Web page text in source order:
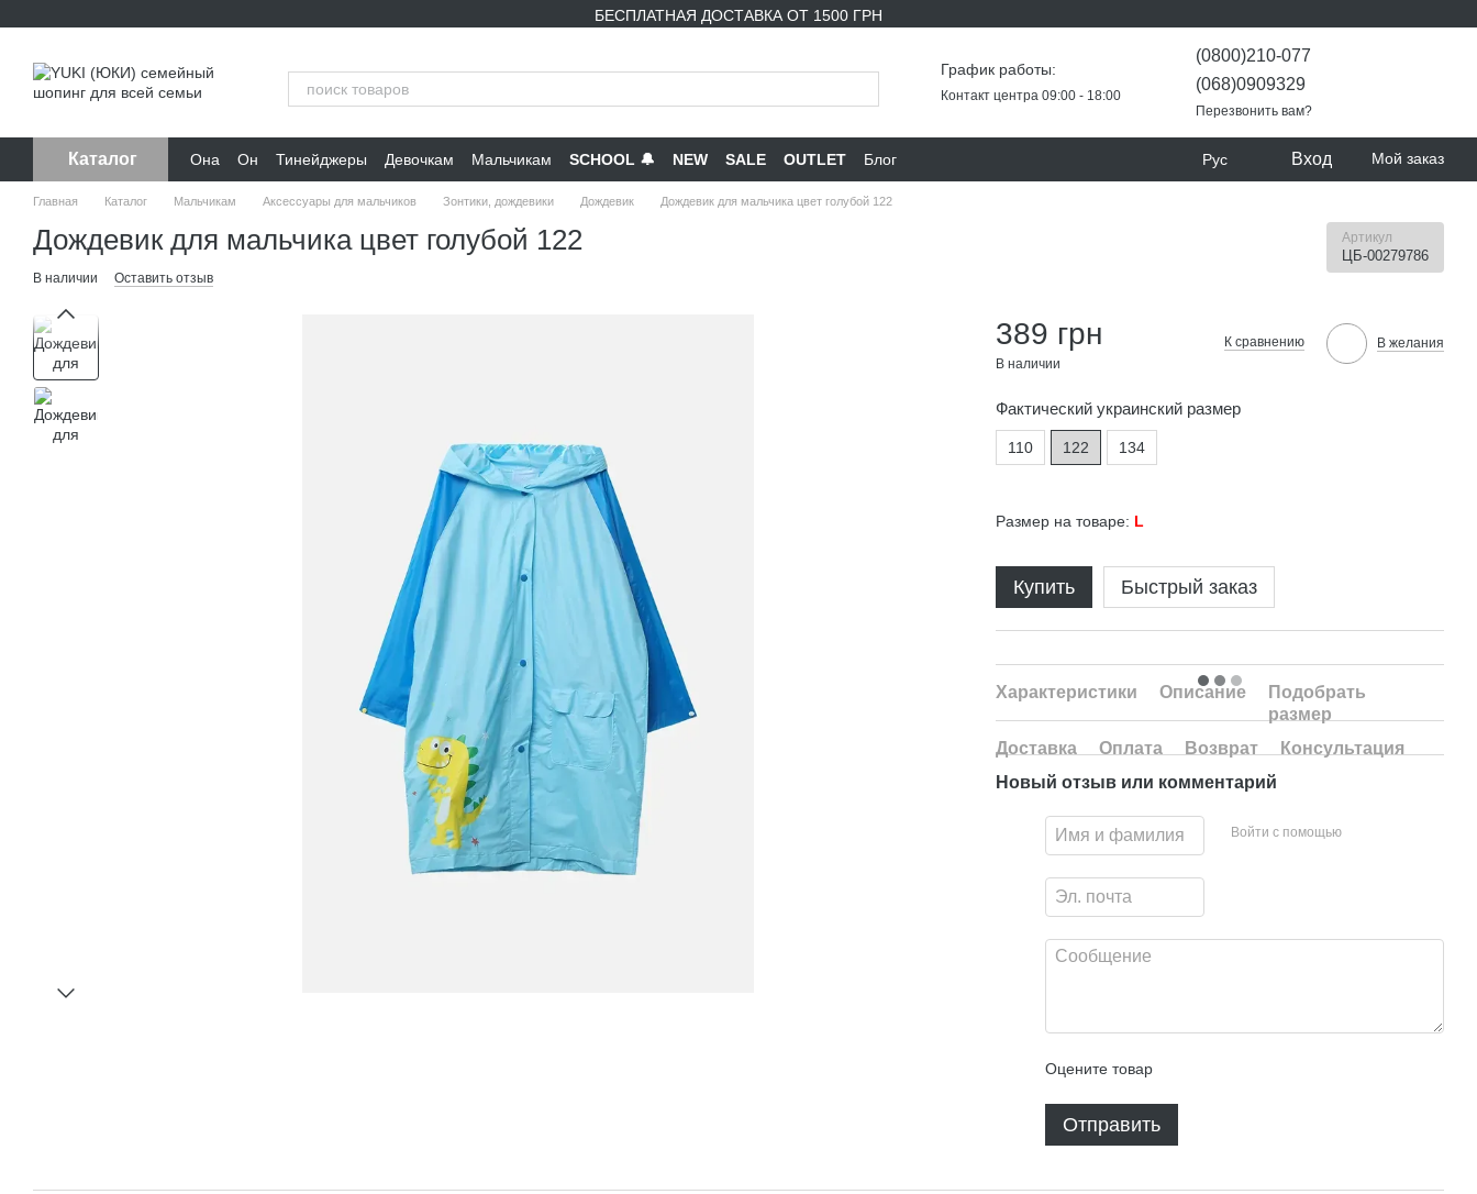
БЕСПЛАТНАЯ ДОСТАВКА ОТ 1500 ГРН
График работы:
Контакт центра 09:00 - 18:00
(0800)210-077
(068)0909329
Перезвонить вам?
Каталог Она Он Тинейджеры Девочкам Мальчикам SCHOOL 🔔 NEW SALE OUTLET Блог Рус Вход Мой заказ
Главная Каталог Мальчикам Аксессуары для мальчиков Зонтики, дождевики Дождевик Дождевик для мальчика цвет голубой 122
Дождевик для мальчика цвет голубой 122 Артикул
ЦБ-00279786
В наличии Оставить отзыв
389 грн
В наличии
К сравнению В желания
Фактический украинский размер
110 122 134
Размер на товаре: L
Купить Быстрый заказ
Характеристики Описание
Подобрать
размер
Доставка
Оплата Возврат
Консультация
Новый отзыв или комментарий
Войти с помощью
Оцените товар
Отправить